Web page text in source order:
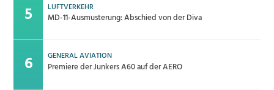
LUFTVERKEHR
MD-11-Ausmusterung: Abschied von der Diva
GENERAL AVIATION
Premiere der Junkers A60 auf der AERO